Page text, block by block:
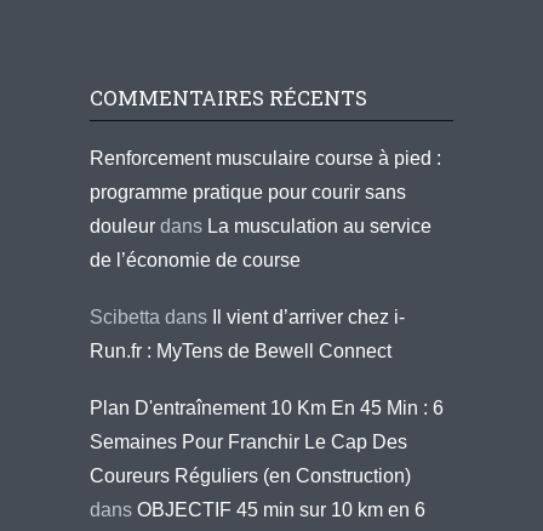
COMMENTAIRES RÉCENTS
Renforcement musculaire course à pied :
programme pratique pour courir sans
douleur dans La musculation au service
de l’économie de course
Scibetta dans
Il vient d’arriver chez i-
Run.fr : MyTens de Bewell Connect
Plan D'entraînement 10 Km En 45 Min : 6
Semaines Pour Franchir Le Cap Des
Coureurs Réguliers (en Construction)
dans OBJECTIF 45 min sur 10 km en 6